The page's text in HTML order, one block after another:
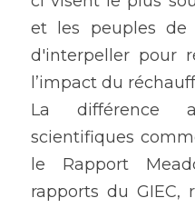
et les peuples de
d'interpeller pour
l’impact du
La différence
scientifiques
le Rapport
rapports du GIEC,